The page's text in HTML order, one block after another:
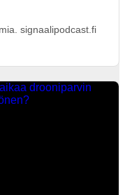
signaalipodcast.fi